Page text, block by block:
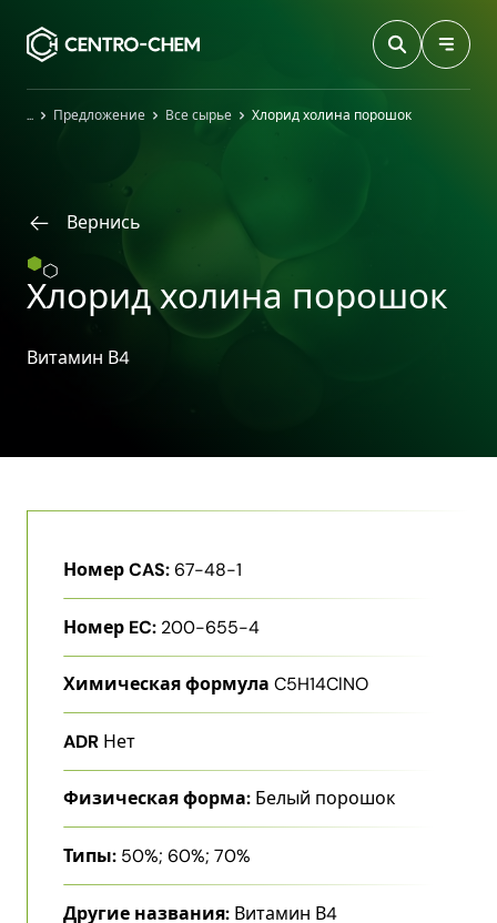
ГлавнаяПредложение Все сырье Хлорид холина порошок
Вернись
Хлорид холина порошок
Витамин В4
Номер CAS:67-48-1
Номер EC: 200-655-4
Химическая формула C5H14ClNO
ADR Нет
Физическая форма: Белый порошок
Типы: 50%; 60%; 70%
Другие названия: Витамин В4